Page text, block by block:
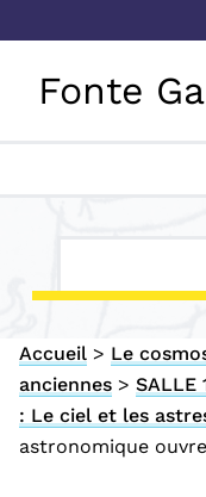
a
Fonte
Accueil > Le
anciennes > SALLE
: Le ciel et les
astronomique